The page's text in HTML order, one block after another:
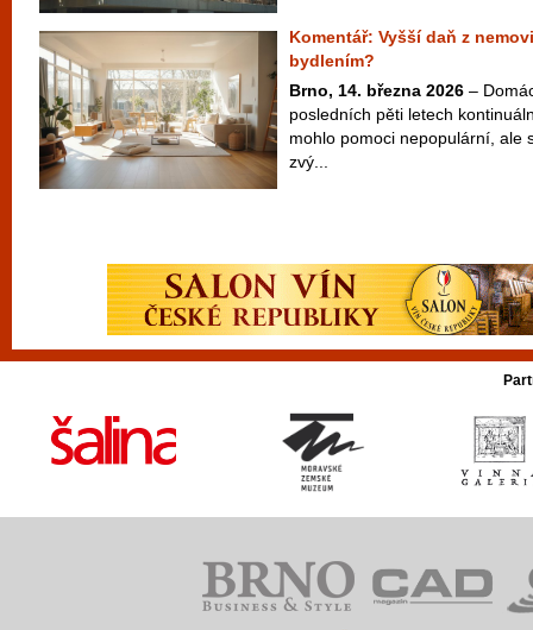
Komentář: Vyšší daň z
bydlením?
Brno, 14. března 2026 –
posledních pěti letech
mohlo pomoci nepopulární, ale
zvý...